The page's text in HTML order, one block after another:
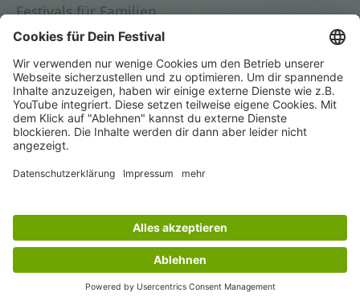
Festivals für Familien
Festivals in Deutschland
Festivals 2026
Dein Festival
Festival eintragen
© 2025 by novafacile OÜ
Impressum|Datenschutz